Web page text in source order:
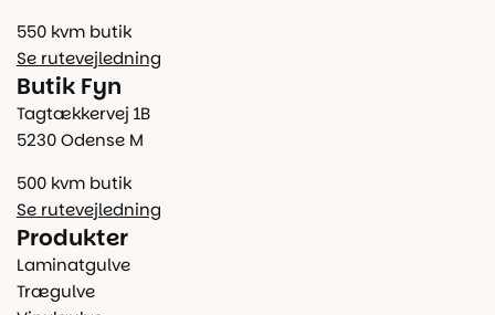
550 kvm butik
Se rutevejledning
Butik Fyn
Tagtækkervej 1B
5230 Odense M
500 kvm butik
Se rutevejledning
Produkter
Laminatgulve
Trægulve